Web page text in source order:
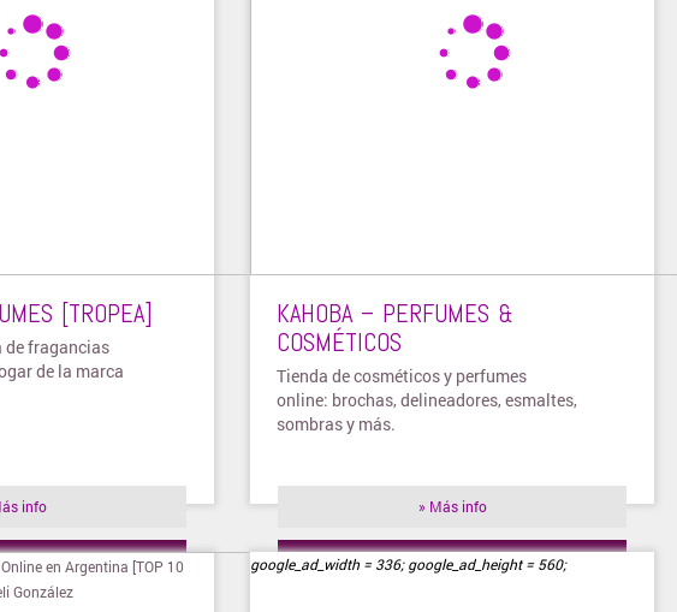
[TROPEA]
de fragancias
de la marca
info
tienda
KAHOBA – PERFUMES &
COSMÉTICOS
Tienda de cosméticos y perfumes
online: brochas, delineadores, esmaltes,
sombras y más.
» Más info
» Visitar tienda
google_ad_width = 336; google_ad_height = 560;